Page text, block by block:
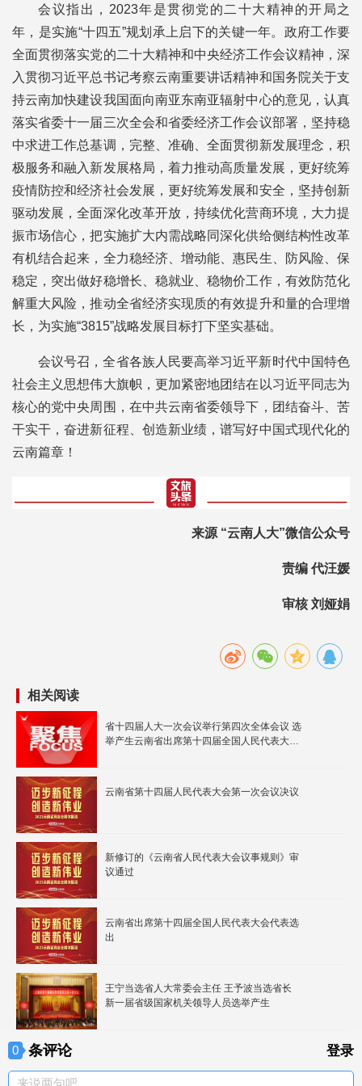
会议指出，2023年是贯彻党的二十大精神的开局之
年，是实施“十四五”规划承上启下的关键一年。政府工作要
全面贯彻落实党的二十大精神和中央经济工作会议精神，深
入贯彻习近平总书记考察云南重要讲话精神和国务院关于支
持云南加快建设我国面向南亚东南亚辐射中心的意见，认真
落实省委十一届三次全会和省委经济工作会议部署，坚持稳
中求进工作总基调，完整、准确、全面贯彻新发展理念，积
极服务和融入新发展格局，着力推动高质量发展，更好统筹
疫情防控和经济社会发展，更好统筹发展和安全，坚持创新
驱动发展，全面深化改革开放，持续优化营商环境，大力提
振市场信心，把实施扩大内需战略同深化供给侧结构性改革
有机结合起来，全力稳经济、增动能、惠民生、防风险、保
稳定，突出做好稳增长、稳就业、稳物价工作，有效防范化
解重大风险，推动全省经济实现质的有效提升和量的合理增
长，为实施“3815”战略发展目标打下坚实基础。
会议号召，全省各族人民要高举习近平新时代中国特色
社会主义思想伟大旗帜，更加紧密地团结在以习近平同志为
核心的党中央周围，在中共云南省委领导下，团结奋斗、苦
干实干，奋进新征程、创造新业绩，谱写好中国式现代化的
云南篇章！
来源 “云南人大”微信公众号
责编 代汪媛
审核 刘娅娟
相关阅读
省十四届人大一次会议举行第四次全体会议 选
举产生云南省出席第十四届全国人民代表大会
云南省第十四届人民代表大会第一次会议决议
新修订的《云南省人民代表大会议事规则》审
议通过
云南省出席第十四届全国人民代表大会代表选
出
王宁当选省人大常委会主任 王予波当选省长
新一届省级国家机关领导人员选举产生
0 条评论 登录
来说两句吧。。。